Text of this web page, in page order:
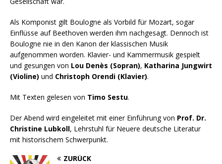
Als Komponist gilt Boulogne als Vorbild für Mozart, sogar
Einflüsse auf Beethoven werden ihm nachgesagt. Dennoch ist
Boulogne nie in den Kanon der klassischen Musik
aufgenommen worden. Klavier- und Kammermusik gespielt
und gesungen von Lou Denès (Sopran), Katharina Jungwirt
(Violine) und Christoph Orendi (Klavier).
Mit Texten gelesen von Timo Sestu.
Der Abend wird eingeleitet mit einer Einführung von Prof. Dr.
Christine Lubkoll, Lehrstuhl für Neuere deutsche Literatur
mit historischem Schwerpunkt.
ZURÜCK